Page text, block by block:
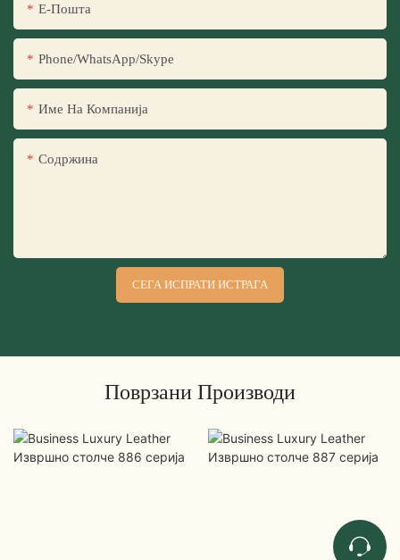
Е-Пошта
Phone/WhatsApp/Skype
Име На Компанија
Содржина
СЕГА ИСПРАТИ ИСТРАГА
Поврзани Производи